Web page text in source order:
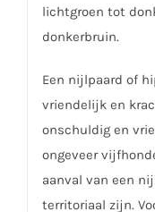
lichtgroen tot
donkerbruin.
Een nijlpaard of
vriendelijk en
onschuldig en
ongeveer
aanval van een
territoriaal zijn.